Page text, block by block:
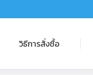
วิธีการสั่งซื้อ
วิธีการสั่งซื้อ